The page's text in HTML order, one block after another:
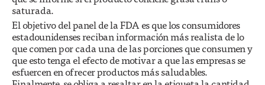
saturada.
El objetivo del panel de la FDA es que los consumidores
estadounidenses reciban información más realista de lo
que comen por cada una de las porciones que consumen y
que esto tenga el efecto de motivar a que las empresas se
esfuercen en ofrecer productos más saludables.